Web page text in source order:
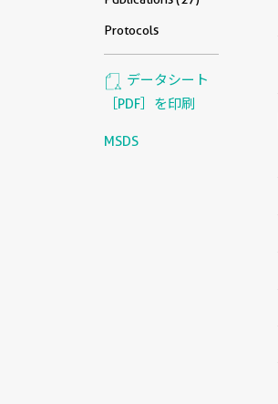
Protocols
データシート
［PDF］を印刷
MSDS